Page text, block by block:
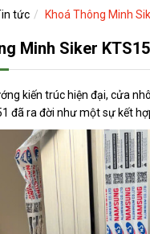
tức Khoá Thông Minh
Minh Siker
kiến trúc hiện đại, cửa
đã ra đời như một sự kết